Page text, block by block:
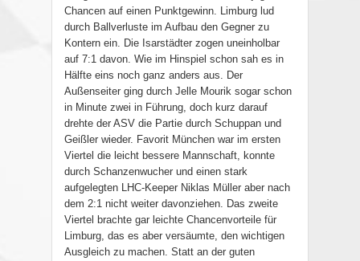
Chancen auf einen Punktgewinn. Limburg lud
durch Ballverluste im Aufbau den Gegner zu
Kontern ein. Die Isarstädter zogen uneinholbar
auf 7:1 davon. Wie im Hinspiel schon sah es in
Hälfte eins noch ganz anders aus. Der
Außenseiter ging durch Jelle Mourik sogar schon
in Minute zwei in Führung, doch kurz darauf
drehte der ASV die Partie durch Schuppan und
Geißler wieder. Favorit München war im ersten
Viertel die leicht bessere Mannschaft, konnte
durch Schanzenwucher und einen stark
aufgelegten LHC-Keeper Niklas Müller aber nach
dem 2:1 nicht weiter davonziehen. Das zweite
Viertel brachte gar leichte Chancenvorteile für
Limburg, das es aber versäumte, den wichtigen
Ausgleich zu machen. Statt an der guten